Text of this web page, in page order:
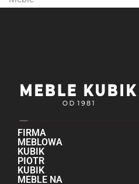
FIRMA
MEBLOWA
KUBIK
PIOTR
KUBIK
MEBLE NA